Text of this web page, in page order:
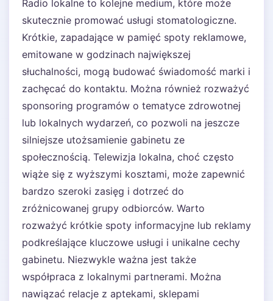
Radio lokalne to kolejne medium, które może
skutecznie promować usługi stomatologiczne.
Krótkie, zapadające w pamięć spoty reklamowe,
emitowane w godzinach największej
słuchalności, mogą budować świadomość marki i
zachęcać do kontaktu. Można również rozważyć
sponsoring programów o tematyce zdrowotnej
lub lokalnych wydarzeń, co pozwoli na jeszcze
silniejsze utożsamienie gabinetu ze
społecznością. Telewizja lokalna, choć często
wiąże się z wyższymi kosztami, może zapewnić
bardzo szeroki zasięg i dotrzeć do
zróżnicowanej grupy odbiorców. Warto
rozważyć krótkie spoty informacyjne lub reklamy
podkreślające kluczowe usługi i unikalne cechy
gabinetu. Niezwykle ważna jest także
współpraca z lokalnymi partnerami. Można
nawiązać relacje z aptekami, sklepami